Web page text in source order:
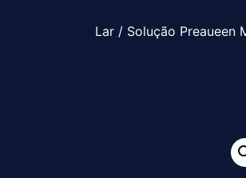
Lar / Solução Preaueen